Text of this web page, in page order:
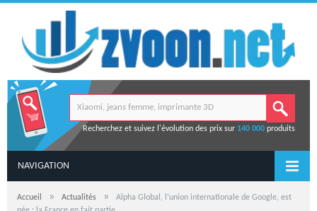
Recherchez et suivez l'évolution des prix sur 140 000produits
NAVIGATION
Accueil » Actualités »
Alpha Global, l’union internationale de Google, est